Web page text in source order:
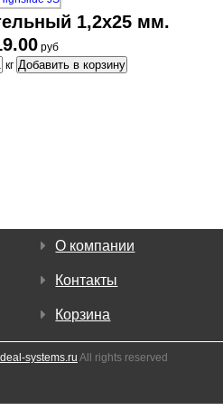
1,2х25 мм.
руб
кг Добавить в корзину
О компании
Контакты
Корзина
systems.ru All rights reserved